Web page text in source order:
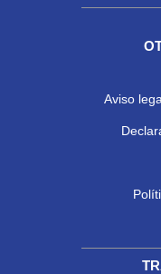
Aviso